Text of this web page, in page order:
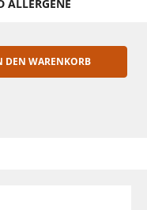
ALLERGENE
DEN WARENKORB